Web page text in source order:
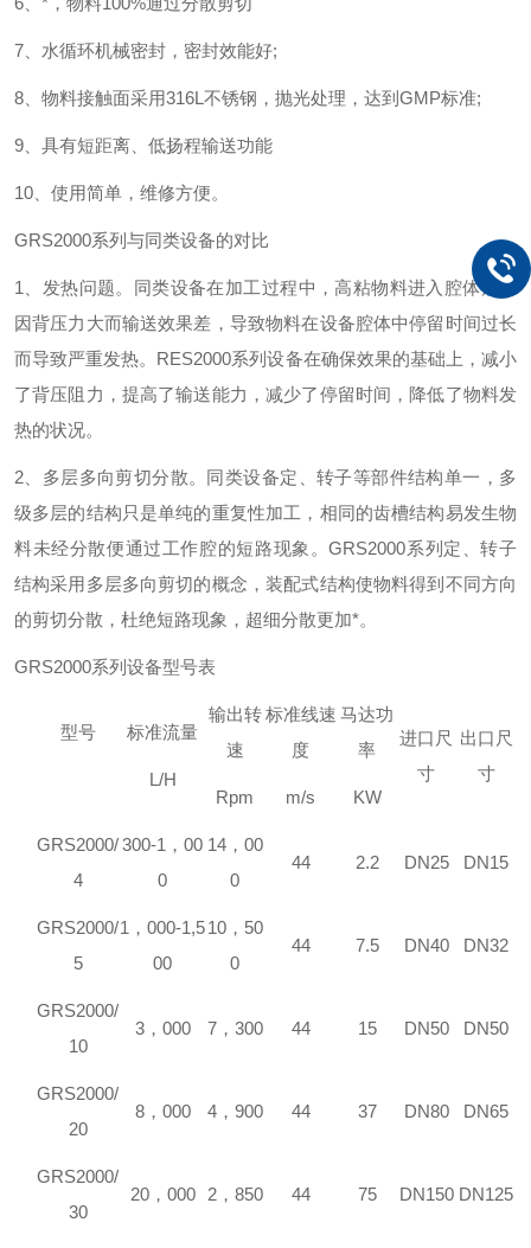
7 、水循环机械密封，密封效能好;
8 、物料接触面采用316L 不锈钢，抛光处理，达到 GMP标准;
9 、具有短距离、低扬程输送功能
10 、使用简单，维修方便。
GRS2000系列与同类设备的对比
1
、发热问题。同类设备在加工过程中，高粘物料进入腔体后，
因背压力大而输送效果差，导致物料在设备腔体中停留时间过长
而导致严重发热。 RES2000系列设备在确保效果的基础上，减小
了背压阻力，提高了输送能力，减少了停留时间，降低了物料发
热的状况。
2 、多层多向剪切分散。同类设备定、转子等部件结构单一，多
级多层的结构只是单纯的重复性加工，相同的齿槽结构易发生物
料未经分散便通过工作腔的短路现象。GRS2000系列定、转子
结构采用多层多向剪切的概念，装配式结构使物料得到不同方向
的剪切分散，杜绝短路现象，超细分散更加*。
GRS2000系列设备型号表
型号 标准流量
L/H
输出转
速
Rpm
标准线速
度
m/s
马达功
率
KW
进口尺
寸
出口尺
寸
GRS2000/
4
300-1 ，00
0
14， 00
0
44 2.2 DN25 DN15
GRS2000/
5
1 ，000-1,5
00
10， 50
0
44 7.5 DN40 DN32
GRS2000/
10
3， 000 7， 300 44 15 DN50 DN50
GRS2000/
20
8， 000 4， 900 44 37 DN80 DN65
GRS2000/
30
20， 000 2， 850 44 75 DN150 DN125